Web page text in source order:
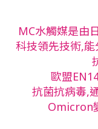
MC水觸媒是由
科技領先技術,
歐盟
抗菌抗病毒,
Omicron